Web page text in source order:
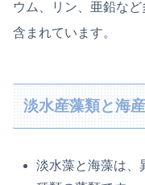
ウム、リン、亜鉛な
含まれています。
淡水産藻類と海
淡水藻と海藻は、